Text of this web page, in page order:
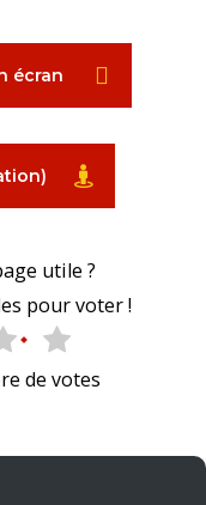
écran
utile ?
pour voter !
de votes